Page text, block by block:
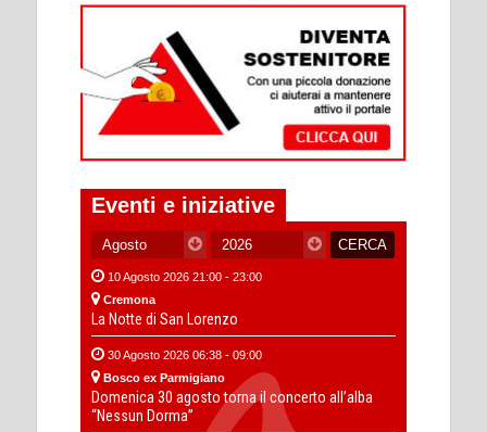
Eventi e iniziative
10 Agosto 2026 21:00 - 23:00
Cremona
La Notte di San Lorenzo
30 Agosto 2026 06:38 - 09:00
Bosco ex Parmigiano
Domenica 30 agosto torna il concerto all’alba
“Nessun Dorma”